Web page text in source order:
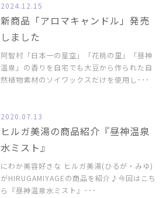
2024.12.15
新商品「アロマキャンドル」発売
しました
阿智村「日本一の星空」「花桃の里」「昼神
温泉」の香りを自宅でも大豆から作られた自
然植物素材のソイワックスだけを使用し･･･
2020.07.13
ヒルガ美湯の商品紹介『昼神温泉
水ミスト』
にわか美容好きな ヒルガ美湯(ひるが・みゆ)
がHIRUGAMIYAGEの商品を紹介♪今回はこち
ら『昼神温泉水ミスト』･･･